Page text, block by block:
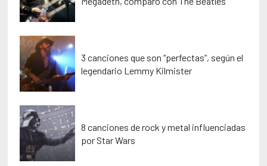
3 canciones que son “perfectas”, según el
legendario Lemmy Kilmister
8 canciones de rock y metal influenciadas
por Star Wars